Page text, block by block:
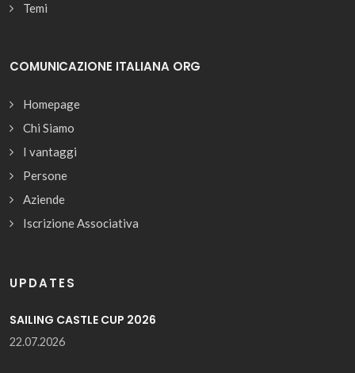
Temi
COMUNICAZIONE ITALIANA ORG
Homepage
Chi Siamo
I vantaggi
Persone
Aziende
Iscrizione Associativa
UPDATES
SAILING CASTLE CUP 2026
22.07.2026